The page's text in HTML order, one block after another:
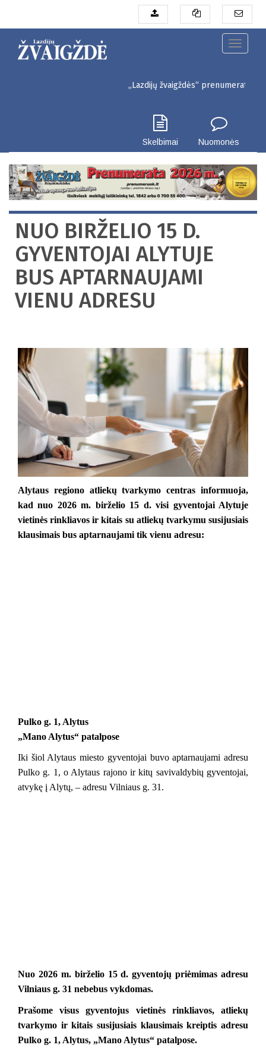
pagrindinį
Toggle
„Lazdijų žvaigždės“ prenumerata
Skelbimai Nuomonės
NUO BIRŽELIO 15 D.
GYVENTOJAI ALYTUJE
BUS APTARNAUJAMI
VIENU ADRESU
Alytaus regiono atliekų tvarkymo centras informuoja,
kad nuo 2026 m. birželio 15 d. visi gyventojai Alytuje
vietinės rinkliavos ir kitais su atliekų tvarkymu susijusiais
klausimais bus aptarnaujami tik vienu adresu:
Pulko g. 1, Alytus
„Mano Alytus“ patalpose
Iki šiol Alytaus miesto gyventojai buvo aptarnaujami adresu
Pulko g. 1, o Alytaus rajono ir kitų savivaldybių gyventojai,
atvykę į Alytų, – adresu Vilniaus g. 31.
Nuo 2026 m. birželio 15 d. gyventojų priėmimas adresu
Vilniaus g. 31 nebebus vykdomas.
Prašome visus gyventojus vietinės rinkliavos, atliekų
tvarkymo ir kitais susijusiais klausimais kreiptis adresu
Pulko g. 1, Alytus, „Mano Alytus“ patalpose.